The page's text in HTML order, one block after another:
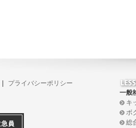
プライバシーポリシー
一般
キ
ボ
総